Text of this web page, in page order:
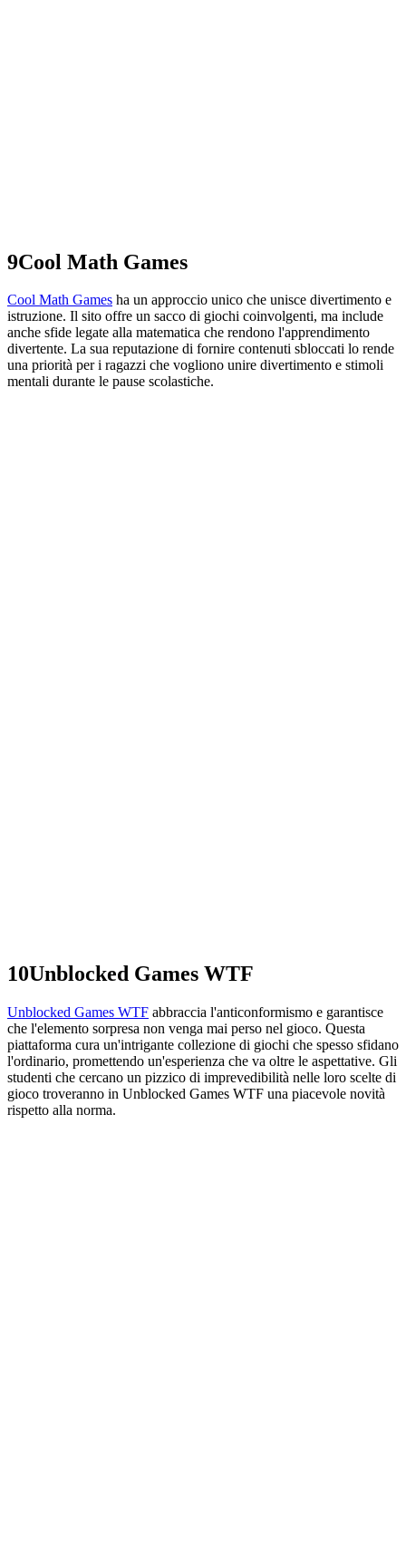
9Cool Math Games
Cool Math Games ha un approccio unico che unisce divertimento e
istruzione. Il sito offre un sacco di giochi coinvolgenti, ma include
anche sfide legate alla matematica che rendono l'apprendimento
divertente. La sua reputazione di fornire contenuti sbloccati lo rende
una priorità per i ragazzi che vogliono unire divertimento e stimoli
mentali durante le pause scolastiche.
10Unblocked Games WTF
Unblocked Games WTF abbraccia l'anticonformismo e garantisce
che l'elemento sorpresa non venga mai perso nel gioco. Questa
piattaforma cura un'intrigante collezione di giochi che spesso sfidano
l'ordinario, promettendo un'esperienza che va oltre le aspettative. Gli
studenti che cercano un pizzico di imprevedibilità nelle loro scelte di
gioco troveranno in Unblocked Games WTF una piacevole novità
rispetto alla norma.